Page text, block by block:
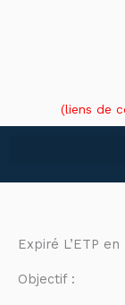
(liens de
Expiré L’ETP
Objectif :